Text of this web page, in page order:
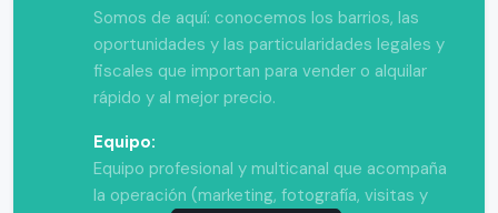
Somos de aquí: conocemos los barrios, las
oportunidades y las particularidades legales y
fiscales que importan para vender o alquilar
rápido y al mejor precio.
Equipo:
Equipo profesional y multicanal que acompaña
la operación (marketing, fotografía, visitas y